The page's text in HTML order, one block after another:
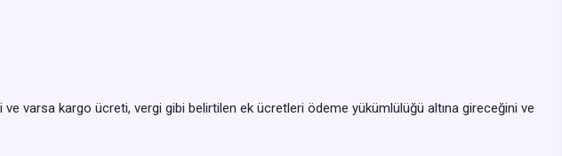
varsa kargo ücreti, vergi gibi belirtilen ek ücretleri ödeme yükümlülüğü altına gireceğini ve